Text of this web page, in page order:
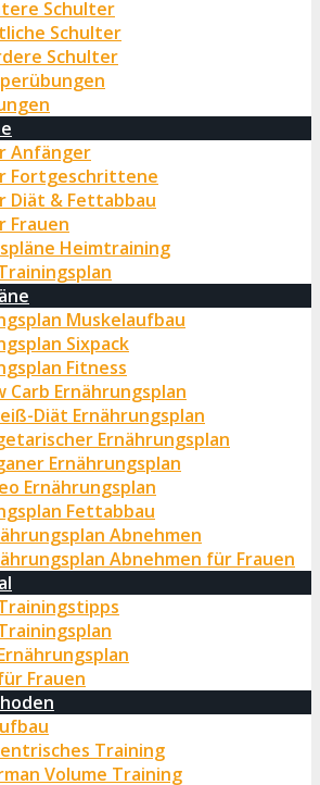
Schulter
Schulter
Schulter
Anfänger
Fortgeschrittene
Diät & Fettabbau
Frauen
Heimtraining
Muskelaufbau
Sixpack
Fitness
Carb Ernährungsplan
Diät Ernährungsplan
Ernährungsplan
Ernährungsplan
Ernährungsplan
Fettabbau
Abnehmen
Abnehmen für Frauen
Frauen
Training
Volume Training